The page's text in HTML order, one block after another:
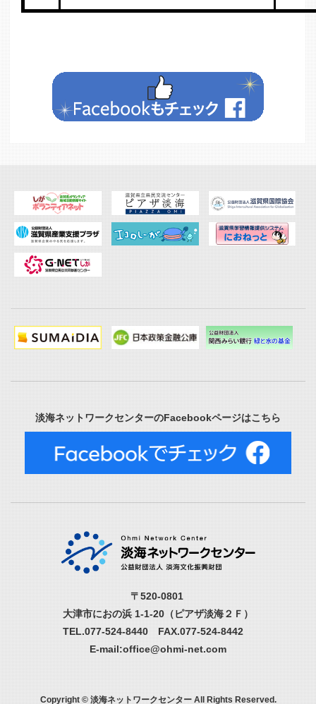
淡海ネットワークセンターのFacebookページはこちら
〒520-0801
大津市におの浜 1-1-20（ピアザ淡海２Ｆ）
TEL.077-524-8440 FAX.077-524-8442
E-mail:office@ohmi-net.com
Copyright © 淡海ネットワークセンター All Rights Reserved.